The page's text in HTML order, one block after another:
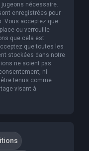
nécessaire.
enregistrées pour
Vous acceptez que
ou verrouille
que cela est
que toutes les
stockées dans notre
ne soient pas
ni
être tenus comme
visant à